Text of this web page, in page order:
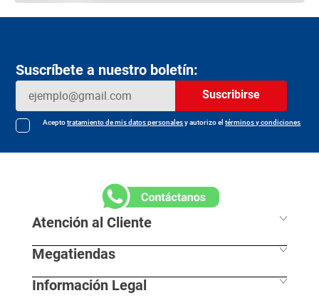
Suscríbete a nuestro boletín:
Suscribirse
Aceptotratamiento de mis datos personalesy autorizo eltérminos y condiciones
Atención al Cliente
L - S 7:30 am / 8:00pm
Megatiendas
Información Legal